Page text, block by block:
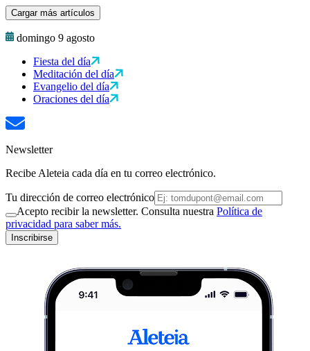
Cargar más artículos
domingo 9 agosto
Fiesta del día
Meditación del día
Evangelio del día
Oraciones del día
Newsletter
Recibe Aleteia cada día en tu correo electrónico.
Tu dirección de correo electrónico
Acepto recibir la newsletter. Consulta nuestra Política de
privacidad para saber más.
Inscribirse